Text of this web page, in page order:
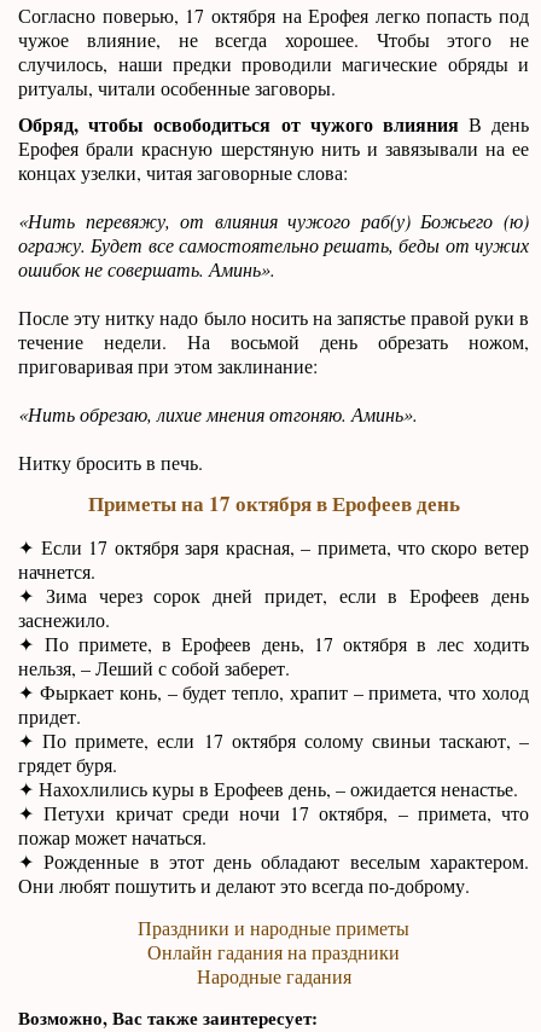
Согласно поверью, 17 октября на Ерофея легко попасть под
чужое влияние, не всегда хорошее. Чтобы этого не
случилось, наши предки проводили магические обряды и
ритуалы, читали особенные заговоры.
Обряд, чтобы освободиться от чужого влиянияВ день
Ерофея брали красную шерстяную нить и завязывали на ее
концах узелки, читая заговорные слова:
«Нить перевяжу, от влияния чужого раб(у) Божьего (ю)
огражу. Будет все самостоятельно решать, беды от чужих
ошибок не совершать. Аминь».
После эту нитку надо было носить на запястье правой руки в
течение недели. На восьмой день обрезать ножом,
приговаривая при этом заклинание:
«Нить обрезаю, лихие мнения отгоняю. Аминь».
Нитку бросить в печь.
Приметы на 17 октября в Ерофеев день
✦ Если 17 октября заря красная, – примета, что скоро ветер
начнется.
✦ Зима через сорок дней придет, если в Ерофеев день
заснежило.
✦ По примете, в Ерофеев день, 17 октября в лес ходить
нельзя, – Леший с собой заберет.
✦ Фыркает конь, – будет тепло, храпит – примета, что холод
придет.
✦ По примете, если 17 октября солому свиньи таскают, –
грядет буря.
✦ Нахохлились куры в Ерофеев день, – ожидается ненастье.
✦ Петухи кричат среди ночи 17 октября, – примета, что
пожар может начаться.
✦ Рожденные в этот день обладают веселым характером.
Они любят пошутить и делают это всегда по-доброму.
Праздники и народные приметы
Онлайн гадания на праздники
Народные гадания
Возможно, Вас также заинтересует: